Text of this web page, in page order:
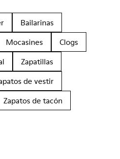
Bailarinas
Mocasines
Clogs
Zapatillas
de vestir
Zapatos de tacón